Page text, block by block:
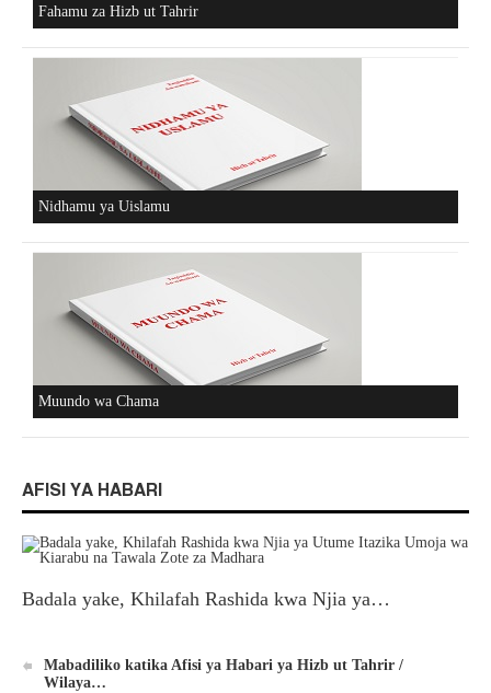
Fahamu za Hizb ut Tahrir
Nidhamu ya Uislamu
Muundo wa Chama
AFISI YA HABARI
Badala yake, Khilafah Rashida kwa Njia ya…
Mabadiliko katika Afisi ya Habari ya Hizb ut Tahrir /
Wilaya…